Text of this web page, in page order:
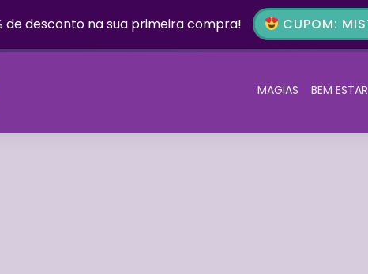
de desconto na sua primeira compra! CUPOM:
MAGIAS BEM ESTAR